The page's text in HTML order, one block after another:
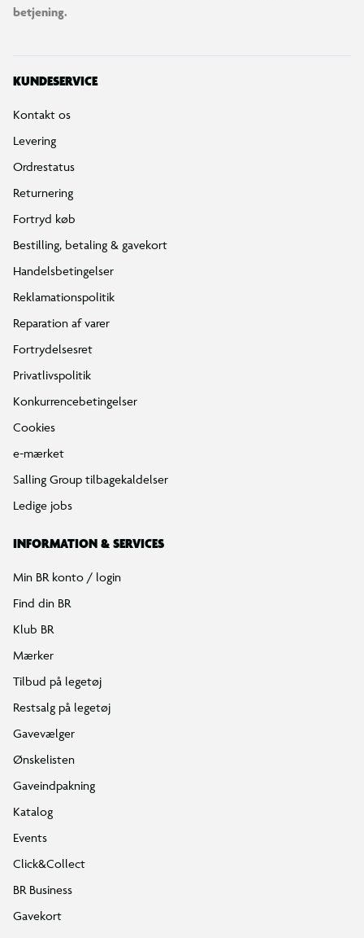
betjening.
KUNDESERVICE
Kontakt os
Levering
Ordrestatus
Returnering
Fortryd køb
Bestilling, betaling & gavekort
Handelsbetingelser
Reklamationspolitik
Reparation af varer
Fortrydelsesret
Privatlivspolitik
Konkurrencebetingelser
Cookies
e-mærket
Salling Group tilbagekaldelser
Ledige jobs
INFORMATION & SERVICES
Min BR konto / login
Find din BR
Klub BR
Mærker
Tilbud på legetøj
Restsalg på legetøj
Gavevælger
Ønskelisten
Gaveindpakning
Katalog
Events
Click&Collect
BR Business
Gavekort